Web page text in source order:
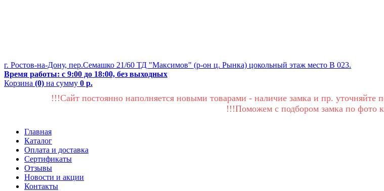
г. Ростов-на-Дону, пер.Семашко 21/60 ТД "Максимов" (р-он ц. Рынка) цокольный этаж место В 023.
Время работы: с 9:00 до 18:00, без выходных
Корзина (0) на сумму 0 р.
!!!Сайт постоянно наполняется новыми товарами - наличие замка и пр. уточняйте
!!!Поможем с подбором замка по фото
Главная
Каталог
Оплата и доставка
Сертификаты
Отзывы
Новости и акции
Контакты